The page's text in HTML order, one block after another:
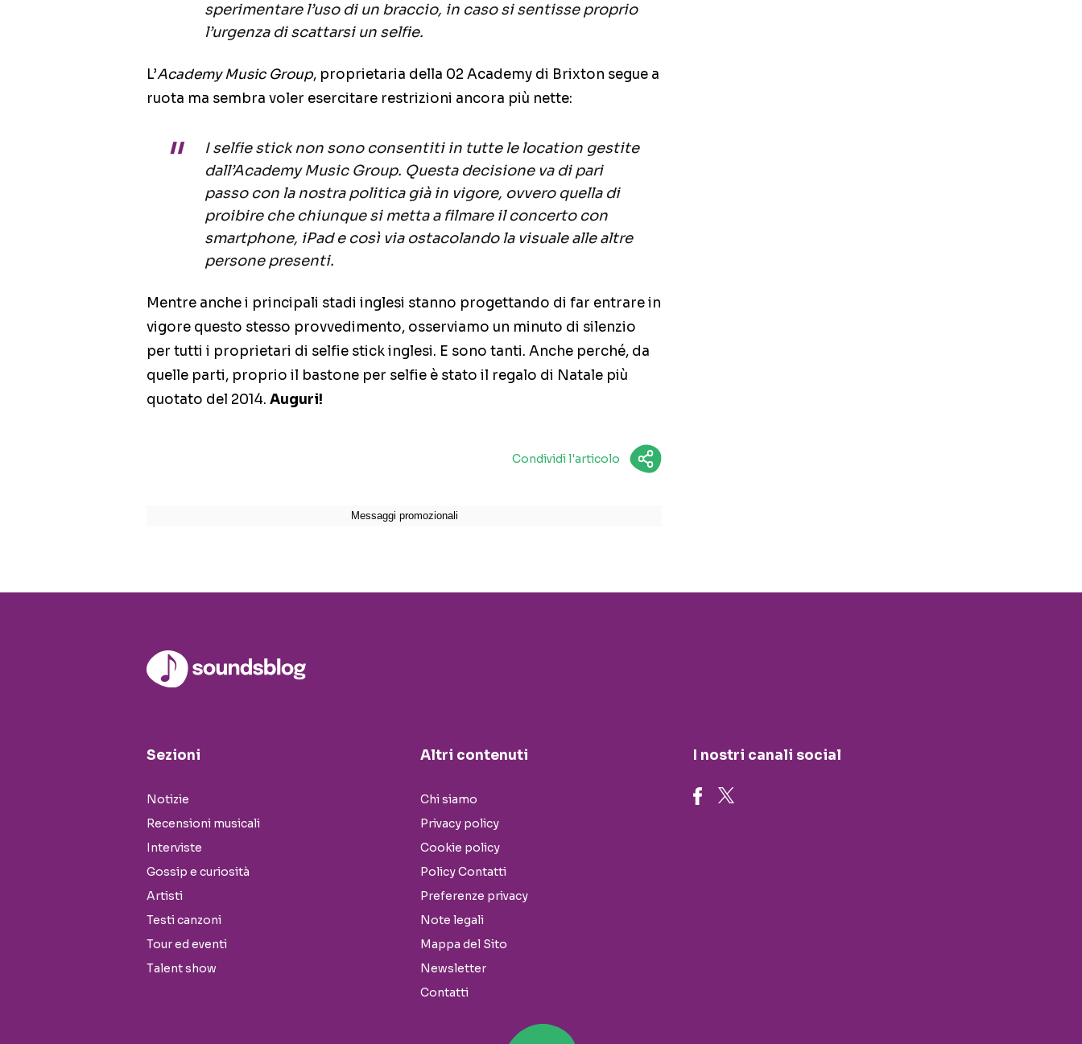
sperimentare l’uso di un braccio, in caso si sentisse proprio
l’urgenza di scattarsi un selfie.
L’Academy Music Group, proprietaria della 02 Academy di Brixton segue a
ruota ma sembra voler esercitare restrizioni ancora più nette:
I selfie stick non sono consentiti in tutte le location gestite
dall’Academy Music Group. Questa decisione va di pari
passo con la nostra politica già in vigore, ovvero quella di
proibire che chiunque si metta a filmare il concerto con
smartphone, iPad e così via ostacolando la visuale alle altre
persone presenti.
Mentre anche i principali stadi inglesi stanno progettando di far entrare in
vigore questo stesso provvedimento, osserviamo un minuto di silenzio
per tutti i proprietari di selfie stick inglesi. E sono tanti. Anche perché, da
quelle parti, proprio il bastone per selfie è stato il regalo di Natale più
quotato del 2014. Auguri!
Condividi l'articolo
Sezioni
Notizie
Recensioni musicali
Interviste
Gossip e curiosità
Artisti
Testi canzoni
Tour ed eventi
Talent show
Altri contenuti
Chi siamo
Privacy policy
Cookie policy
Policy Contatti
Preferenze privacy
Note legali
Mappa del Sito
Newsletter
Contatti
I nostri canali social